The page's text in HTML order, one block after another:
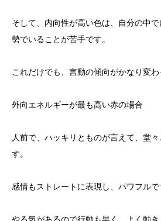
そして、内向性が高い色は、自分の中
勢でいることが苦手です。
これだけでも、言動の傾向がかなり変わ
外向エネルギーが最も高い赤の場合
人前で、ハッキリとものが言えて、堂
す。
感情もストレートに表現し、パワフルで
やる気があるので行動も早く、よく動き